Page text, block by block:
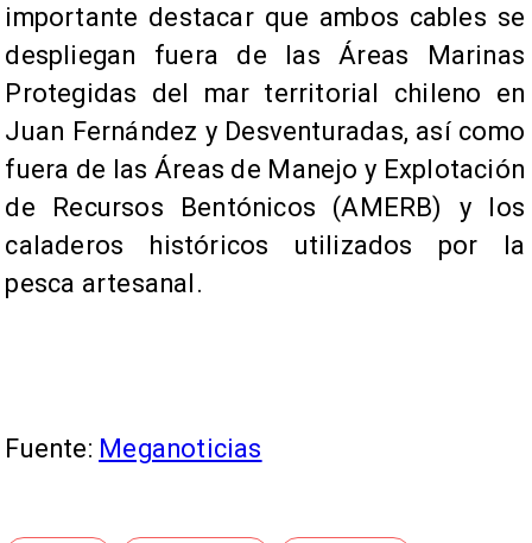
importante destacar que ambos cables se
despliegan fuera de las Áreas Marinas
Protegidas del mar territorial chileno en
Juan Fernández y Desventuradas, así como
fuera de las Áreas de Manejo y Explotación
de Recursos Bentónicos (AMERB) y los
caladeros históricos utilizados por la
pesca artesanal.
Fuente: Meganoticias